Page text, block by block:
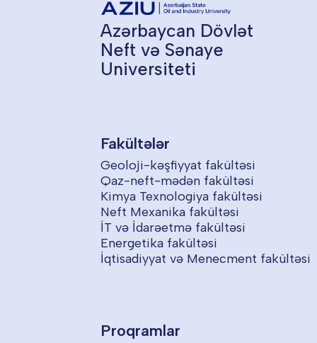
Azərbaycan Dövlət
Neft və Sənaye
Universiteti
Fakültələr
Geoloji-kəşfiyyat fakültəsi
Qaz-neft-mədən fakültəsi
Kimya Texnologiya fakültəsi
Neft Mexanika fakültəsi
İT və İdarəetmə fakültəsi
Energetika fakültəsi
İqtisadiyyat və Menecment fakültəsi
Proqramlar